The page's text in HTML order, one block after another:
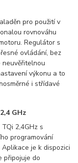
pro použití v
rovnováhu
Regulátor s
ovládání, bez
neuvěřitelnou
výkonu a to
i střídavé
GHz
2,4GHz s
programování
je k dispozici
připojuje do